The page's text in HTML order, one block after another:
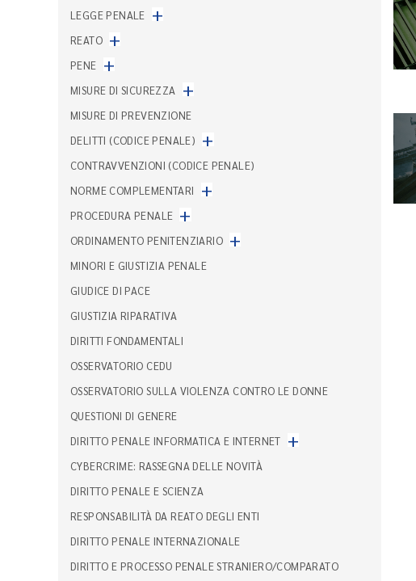
LEGGE PENALE +
REATO +
PENE +
MISURE DI SICUREZZA +
MISURE DI PREVENZIONE
DELITTI (CODICE PENALE) +
CONTRAVVENZIONI (CODICE PENALE)
NORME COMPLEMENTARI
+
PROCEDURA PENALE +
ORDINAMENTO PENITENZIARIO +
MINORI E GIUSTIZIA PENALE
GIUDICE DI PACE
GIUSTIZIA RIPARATIVA
DIRITTI FONDAMENTALI
OSSERVATORIO CEDU
OSSERVATORIO SULLA VIOLENZA CONTRO LE DONNE
QUESTIONI DI GENERE
DIRITTO PENALE INFORMATICA E INTERNET +
CYBERCRIME: RASSEGNA DELLE NOVITÀ
DIRITTO PENALE E SCIENZA
RESPONSABILITÀ DA REATO DEGLI ENTI
DIRITTO PENALE INTERNAZIONALE
DIRITTO E PROCESSO PENALE STRANIERO/COMPARATO